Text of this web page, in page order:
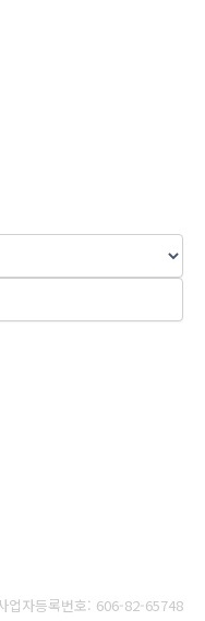
업자등록번호: 606-82-65748